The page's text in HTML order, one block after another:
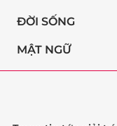
ĐỜI SỐNG
MẬT NGỮ